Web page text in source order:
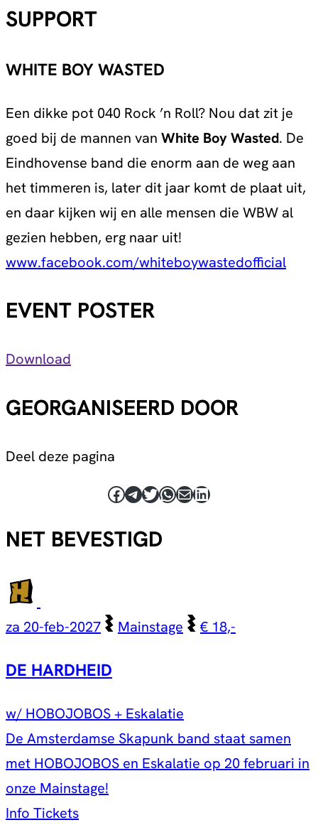
SUPPORT
WHITE BOY WASTED
Een dikke pot 040 Rock ’n Roll? Nou dat zit je
goed bij de mannen van White Boy Wasted. De
Eindhovense band die enorm aan de weg aan
het timmeren is, later dit jaar komt de plaat uit,
en daar kijken wij en alle mensen die WBW al
gezien hebben, erg naar uit!
www.facebook.com/whiteboywastedofficial
EVENT POSTER
Download
GEORGANISEERD DOOR
Deel deze pagina
Facebook
Telegram
Twitter
WhatsApp
E-mailLinkedIn
NET BEVESTIGD
za 20-feb-2027 Mainstage € 18,-
DE HARDHEID
w/ HOBOJOBOS + Eskalatie
De Amsterdamse Skapunk band staat samen
met HOBOJOBOS en Eskalatie op 20 februari in
onze Mainstage!
Info Tickets